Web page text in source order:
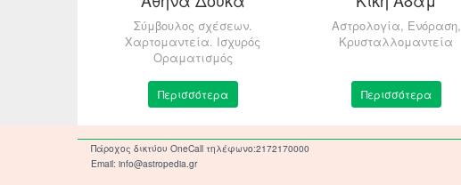
Σύμβουλος σχέσεων.
Χαρτομαντεία. Ισχυρός
Οραματισμός
Περισσότερα
Αστρολογία, Ενόραση,
Κρυσταλλομαντεία
Περισσότερα
Πάροχος δικτύου OneCall τηλέφωνο:2172170000
Email: info@astropedia.gr